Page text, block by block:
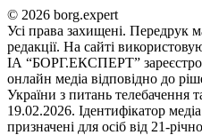
© 2026 borg.expert
Усі права захищені. Передрук
редакції. На сайті
ІА “БОРГ.ЕКСПЕРТ”
онлайн медіа відповідно до
України з питань телебачення
19.02.2026. Ідентифікатор
призначені для осіб від 21-